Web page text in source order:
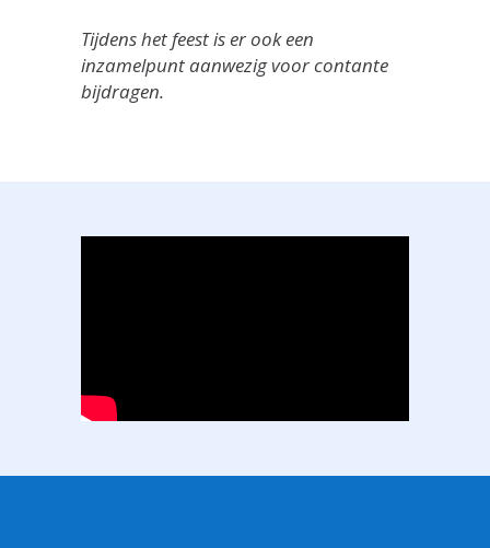
Tijdens het feest is er ook een
inzamelpunt aanwezig voor contante
bijdragen.